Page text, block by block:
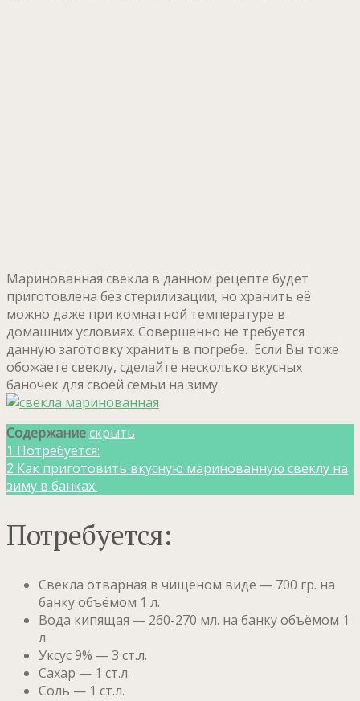
Маринованная свекла в данном рецепте будет
приготовлена без стерилизации, но хранить её
можно даже при комнатной температуре в
домашних условиях. Совершенно не требуется
данную заготовку хранить в погребе. Если Вы тоже
обожаете свеклу, сделайте несколько вкусных
баночек для своей семьи на зиму.
Содержаниескрыть
1 Потребуется:
2 Как приготовить вкусную маринованную свеклу на
зиму в банках:
Потребуется:
Свекла отварная в чищеном виде — 700 гр. на
банку объёмом 1 л.
Вода кипящая — 260-270 мл. на банку объёмом 1
л.
Уксус 9% — 3 ст.л.
Сахар — 1 ст.л.
Соль — 1 ст.л.